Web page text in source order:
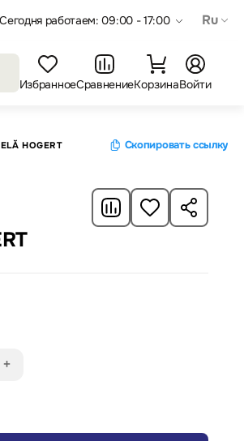
Сегодня работаем: 09:00 - 17:00 Ru
ИзбранноеСравнениеКорзинаВойти
HOGERT Скопировать ссылку
+